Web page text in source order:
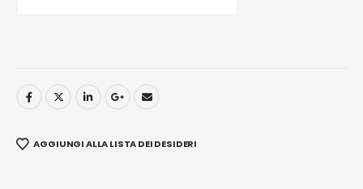
AGGIUNGI ALLA LISTA DEI DESIDERI